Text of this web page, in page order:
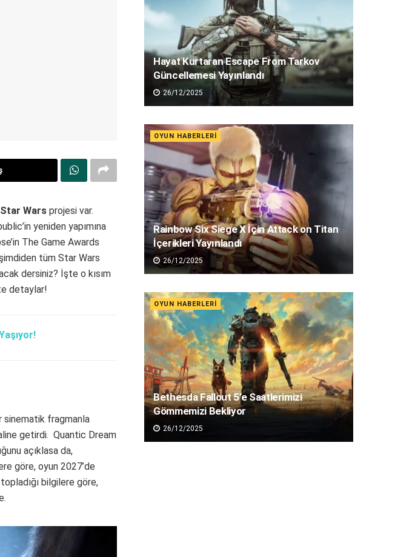
Star Wars projesi var.
yeniden yapımına
The Game Awards
tüm Star Wars
dersiniz? İşte o kısım
detaylar!
sinematik fragmanla
getirdi. Quantic Dream
açıklasa da,
göre, oyun 2027’de
bilgilere göre,
Hayat Kurtaran Escape From Tarkov
Güncellemesi Yayınlandı
26/12/2025
OYUN HABERLERI
Rainbow Six Siege X İçin Attack on Titan
İçerikleri Yayınlandı
26/12/2025
OYUN HABERLERI
Bethesda Fallout 5’e Saatlerimizi
Gömmemizi Bekliyor
26/12/2025